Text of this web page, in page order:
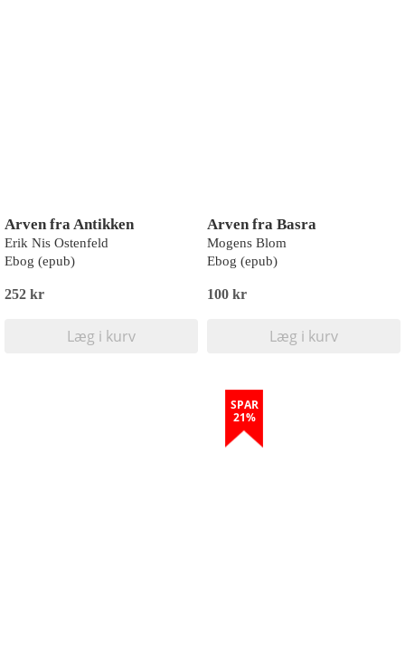
Arven fra Antikken
Erik Nis Ostenfeld
Ebog (epub)
252 kr
Læg i kurv
Arven fra Basra
Mogens Blom
Ebog (epub)
100 kr
Læg i kurv
SPAR
21%